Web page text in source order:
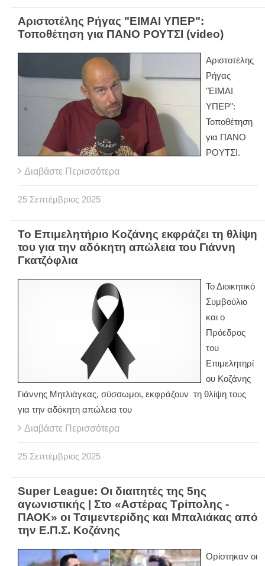
Αριστοτέλης Ρήγας "ΕΙΜΑΙ ΥΠΕΡ":
Τοποθέτηση για ΠΑΝΟ ΡΟΥΤΣΙ (video)
Αριστοτέλης
Ρήγας
"ΕΙΜΑΙ
ΥΠΕΡ":
Τοποθέτηση
για ΠΑΝΟ
ΡΟΥΤΣΙ.
Διαβάστε Περισσότερα
25 Σεπτέμβριος 2025
Το Επιμελητήριο Κοζάνης εκφράζει τη θλίψη
του για την αδόκητη απώλεια του Γιάννη
Γκατζόφλια
Το Διοικητικό
Συμβούλιο
και ο
Πρόεδρος
του
Επιμελητηρί
ου Κοζάνης
Γιάννης Μητλιάγκας, σύσσωμοι, εκφράζουν τη θλίψη τους
για την αδόκητη απώλεια του
Διαβάστε Περισσότερα
25 Σεπτέμβριος 2025
Super League: Οι διαιτητές της 5ης
αγωνιστικής | Στο «Αστέρας Τρίπολης -
ΠΑΟΚ» οι Τσιμεντερίδης και Μπαλιάκας από
την Ε.Π.Σ. Κοζάνης
Ορίστηκαν οι